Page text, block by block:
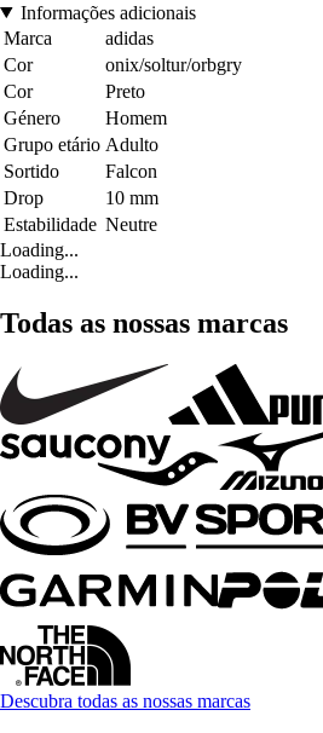
Informações adicionais
Marca
adidas
Cor
onix/soltur/orbgry
Cor
Preto
Género
Homem
Grupo etário Adulto
Sortido
Falcon
Drop
10 mm
Estabilidade Neutre
Loading...
Loading...
Todas as nossas marcas
Descubra todas as nossas marcas